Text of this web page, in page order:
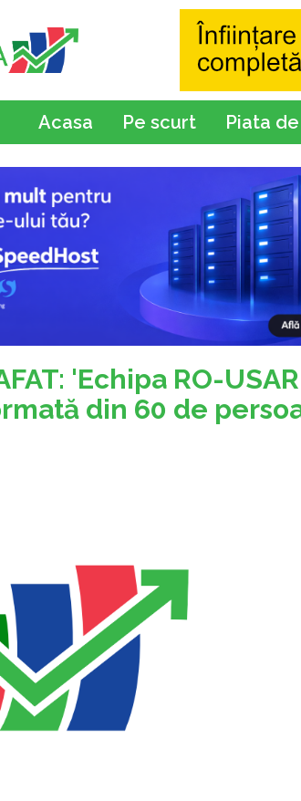
Acasa Pe scurt Piata
'Echipa RO-
din 60 de